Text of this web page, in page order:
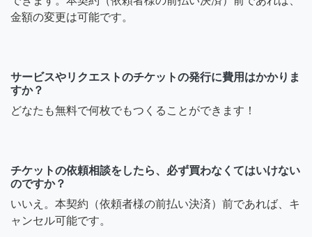
金額の変更は可能です。
サービスやリクエストのチケットの発行に費用はかかりま
すか？
どなたも無料で何枚でもつくることができます！
チケットの依頼相談をしたら、必ず買わなくてはいけない
のですか？
いいえ。本契約（依頼者様の前払い決済）前であれば、キ
ャンセル可能です。